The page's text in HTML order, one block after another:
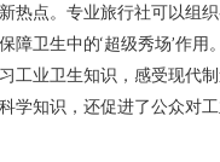
热点。专业旅行社可以组
障卫生中的‘超级秀场’作用
工业卫生知识，感受现代
学知识，还促进了公众对